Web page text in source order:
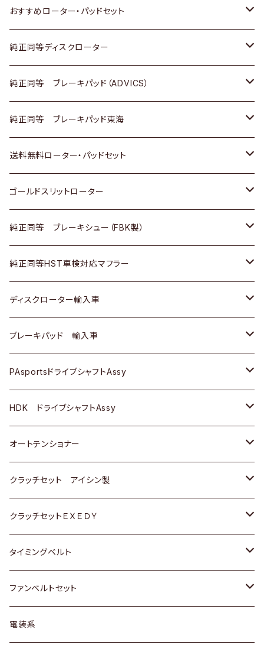
ダイハツ
マツダ
三菱
スバル
日野
三菱ふそう
ＢＭＷ
いすゞ
ダイハツ
マツダ
三菱
日野
三菱ふそう
いすゞ
ダイハツ
三菱
日野
三菱ふそう
その他
スズキ
日産
ダイハツ
マツダ
三菱
スバル
ホンダ
スズキ
日産
いすゞ
ダイハツ
マツダ
三菱
スバル
トヨタ
日産
いすゞ
ダイハツ
マツダ
三菱
おすすめローター・パッドセット
トヨタ
ホンダ
スズキ
日産
ダイハツ
マツダ
三菱
スバル
純正同等ディスクローター
トヨタ
ホンダ
スズキ
日産
いすゞ
ダイハツ
マツダ
三菱
スバル
ＢＥＮＺ
純正同等 ブレーキパッド（ADVICS）
トヨタ
ホンダ
スズキ
日産
ダイハツ
マツダ
三菱
スバル
純正同等 ブレーキパッド東海
トヨタ
ホンダ
日産
いすゞ
ダイハツ
マツダ
三菱
スバル
送料無料ローター・パッドセット
トヨタ
ホンダ
スズキ
日産
ダイハツ
マツダ
三菱
スバル
ゴールドスリットローター
トヨタ
ホンダ
スズキ
日産
ダイハツ
マツダ
三菱
スバル
純正同等 ブレーキシュー（FBK製）
ホンダ
スズキ
日産
ダイハツ
マツダ
三菱
スバル
純正同等HST車検対応マフラー
トヨタ
ホンダ
スズキ
日産
いすゞ
ダイハツ
マツダ
三菱
スバル
日野
ディスクローター輸入車
ＡＵＤＩ
ＢＥＮＺ
ＢＭＷ
GOLF
ＷＡＧＥＮ
アストロ（シボレー）
クライスラー
ブレーキパッド 輸入車
ＢＥＮＺ
ＢＭＷ
ＷＡＧＥＮ
ＶＯＬＶＯ
PAsportsドライブシャフトAssy
トヨタ
ホンダ
スズキ
日産
ダイハツ
マツダ
三菱
HDK ドライブシャフトAssy
スズキ
ダイハツ
日産
ホンダ
マツダ
オートテンショナー
トヨタ
クラッチセット アイシン製
ホンダ
スズキ
ダイハツ
マツダ
クラッチセットＥＸＥＤＹ
ホンダ
スズキ
日産
タイミングベルト
トヨタ
スズキ
ファンベルトセット
トヨタ
電装系